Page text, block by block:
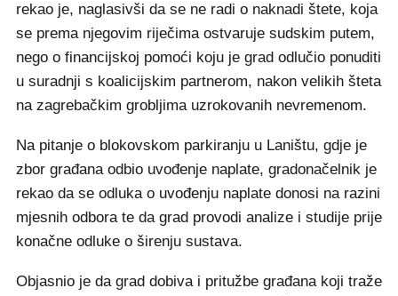
rekao je, naglasivši da se ne radi o naknadi štete, koja
se prema njegovim riječima ostvaruje sudskim putem,
nego o financijskoj pomoći koju je grad odlučio ponuditi
u suradnji s koalicijskim partnerom, nakon velikih šteta
na zagrebačkim grobljima uzrokovanih nevremenom.
Na pitanje o blokovskom parkiranju u Laništu, gdje je
zbor građana odbio uvođenje naplate, gradonačelnik je
rekao da se odluka o uvođenju naplate donosi na razini
mjesnih odbora te da grad provodi analize i studije prije
konačne odluke o širenju sustava.
Objasnio je da grad dobiva i pritužbe građana koji traže